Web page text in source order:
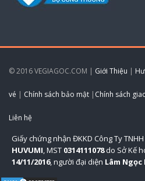
© 2016 VEGIAGOC.COM | Giới Thiệu |
vé | Chính sách bảo mật | Chính sách
Liên hệ
Giấy chứng nhận ĐKKD Công Ty
HUVUMI, MST 0314111078do Sở Kế
14/11/2016, người đại diện Lâm Ngọc